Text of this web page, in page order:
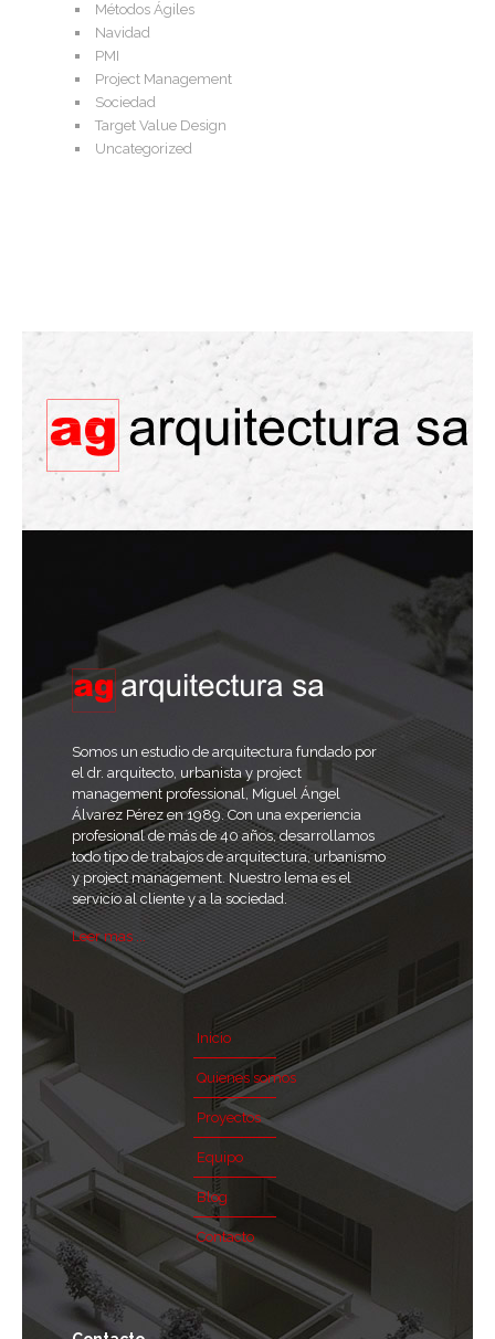
Métodos Ágiles
Navidad
PMI
Project Management
Sociedad
Target Value Design
Uncategorized
Somos un estudio de arquitectura fundado por
el dr. arquitecto, urbanista y project
management professional, Miguel Ángel
Álvarez Pérez en 1989. Con una experiencia
profesional de más de 40 años, desarrollamos
todo tipo de trabajos de arquitectura, urbanismo
y project management. Nuestro lema es el
servicio al cliente y a la sociedad.
Leer mas ...
Inicio
Quienes somos
Proyectos
Equipo
Blog
Contacto